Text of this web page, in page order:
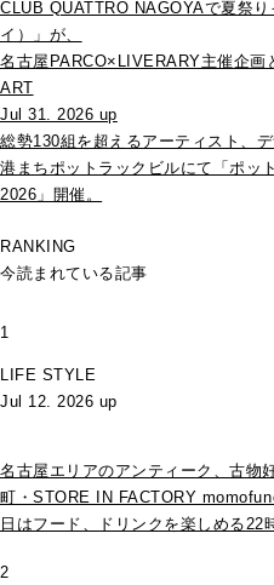
CLUB QUATTRO NAGOYAで夏祭
イ）」が、
名古屋PARCO×LIVERARY主催企画
ART
Jul 31. 2026 up
総勢130組を超えるアーティスト、
港まちポットラックビルにて「ポッ
2026」開催。
RANKING
今読まれている記事
1
LIFE STYLE
Jul 12. 2026 up
名古屋エリアのアンティーク、古物
町・STORE IN FACTORY
日はフード、ドリンクを楽しめる22
2